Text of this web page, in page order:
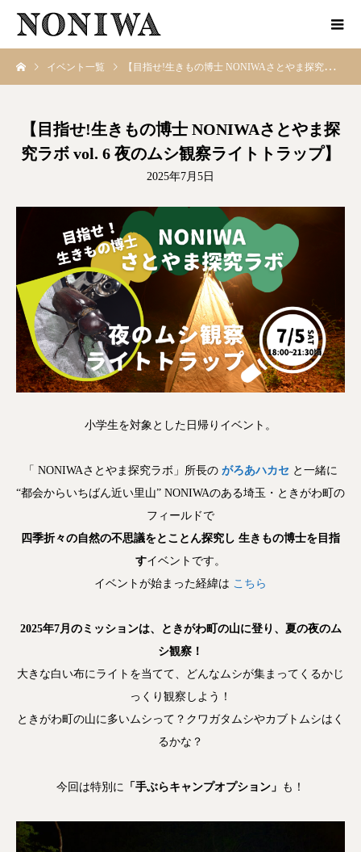
イベント一覧 【目指せ!生きもの博士 NONIWAさとやま探究ラボ vol. 6 夜のムシ観察ライトトラップ】
【目指せ!生きもの博士 NONIWAさとやま探
究ラボ vol. 6 夜のムシ観察ライトトラップ】
2025年7月5日
小学生を対象とした日帰りイベント。
「 NONIWAさとやま探究ラボ」所長の がろあハカセ と一緒に
“都会からいちばん近い里山” NONIWAのある埼玉・ときがわ町の
フィールドで
四季折々の自然の不思議をとことん探究し 生きもの博士を目指
すイベントです。
イベントが始まった経緯は こちら
2025年7月のミッションは、ときがわ町の山に登り、夏の夜のム
シ観察！
大きな白い布にライトを当てて、どんなムシが集まってくるかじ
っくり観察しよう！
ときがわ町の山に多いムシって？クワガタムシやカブトムシはく
るかな？
今回は特別に 「手ぶらキャンプオプション」 も！